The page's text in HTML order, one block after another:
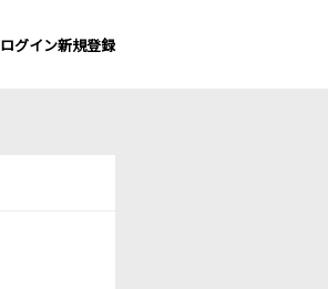
ログイン新規登録